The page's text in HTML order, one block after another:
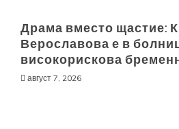
Драма вместо щастие:
Верославова е в
високорискова
август 7, 2026